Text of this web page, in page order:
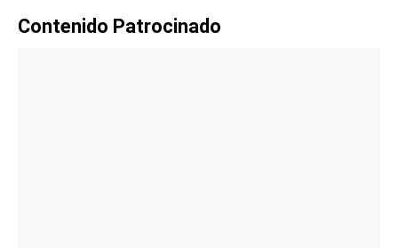
Contenido Patrocinado